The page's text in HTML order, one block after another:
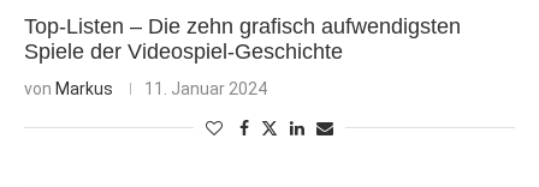
Top-Listen – Die zehn grafisch aufwendigsten
Spiele der Videospiel-Geschichte
von Markus 11. Januar 2024